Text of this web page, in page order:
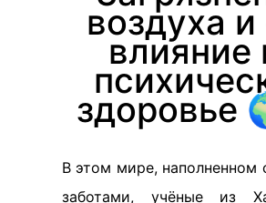
воздуха и
влияние
здоровье
В этом мире, наполненном
заботами, учёные из